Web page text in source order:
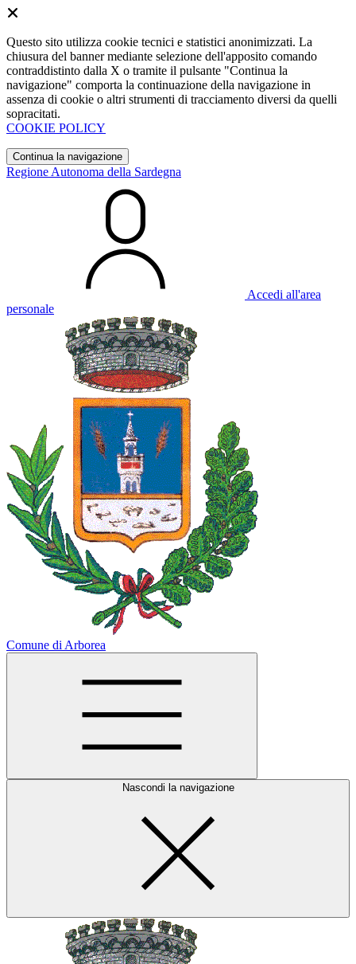
Questo sito utilizza cookie tecnici e statistici anonimizzati. La
chiusura del banner mediante selezione dell'apposito comando
contraddistinto dalla X o tramite il pulsante "Continua la
navigazione" comporta la continuazione della navigazione in
assenza di cookie o altri strumenti di tracciamento diversi da quelli
sopracitati.
COOKIE POLICY
Continua la navigazione
Regione Autonoma della Sardegna
Accedi all'area
personale
Comune di Arborea
Nascondi la navigazione